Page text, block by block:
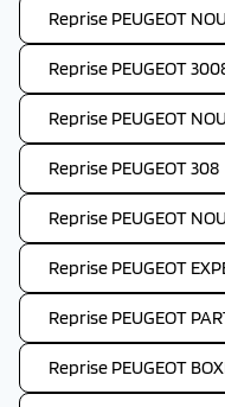
Reprise PEUGEOT
Reprise PEUGEOT
Reprise PEUGEOT
Reprise PEUGEOT 308
Reprise PEUGEOT
Reprise PEUGEOT
Reprise PEUGEOT
Reprise PEUGEOT